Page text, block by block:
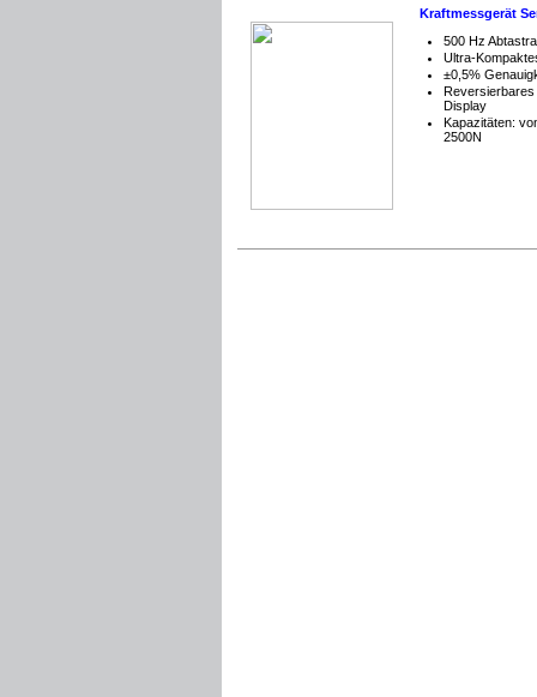
Kraftmessgerät
500 Hz
Ultra-
±0,5%
Display
Kapazitäten:
2500N